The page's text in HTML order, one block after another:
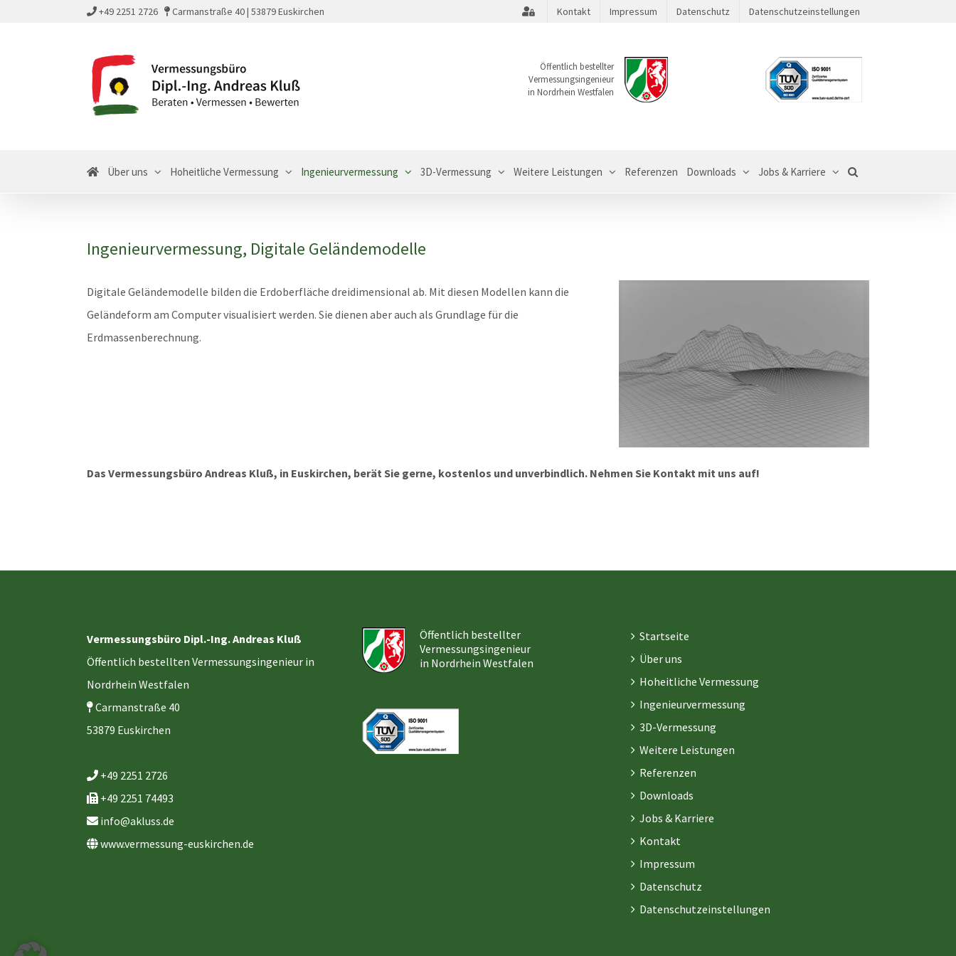
+49 2251 2726 Carmanstraße 40 | 53879 Euskirchen Kontakt Impressum Datenschutz Datenschutzeinstellungen
Öffentlich bestellter
Vermessungsingenieur
in Nordrhein Westfalen
Über uns Hoheitliche Vermessung Ingenieurvermessung 3D-Vermessung Weitere Leistungen Referenzen Downloads Jobs & Karriere
Ingenieurvermessung, Digitale Geländemodelle
Digitale Geländemodelle bilden die Erdoberfläche dreidimensional ab. Mit diesen Modellen kann die
Geländeform am Computer visualisiert werden. Sie dienen aber auch als Grundlage für die
Erdmassenberechnung.
Das Vermessungsbüro Andreas Kluß, in Euskirchen, berät Sie gerne, kostenlos und unverbindlich. Nehmen Sie Kontakt mit uns auf!
Vermessungsbüro Dipl.-Ing. Andreas Kluß
Öffentlich bestellten Vermessungsingenieur in
Nordrhein Westfalen
Carmanstraße 40
53879 Euskirchen
+49 2251 2726
+49 2251 74493
info@akluss.de
www.vermessung-euskirchen.de
Öffentlich bestellter
Vermessungsingenieur
in Nordrhein Westfalen
Startseite
Über uns
Hoheitliche Vermessung
Ingenieurvermessung
3D-Vermessung
Weitere Leistungen
Referenzen
Downloads
Jobs & Karriere
Kontakt
Impressum
Datenschutz
Datenschutzeinstellungen